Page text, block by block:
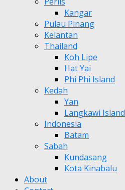
Kangar
Pulau Pinang
Kelantan
Thailand
Koh Lipe
Hat Yai
Phi Phi Island
Kedah
Yan
Langkawi Island
Indonesia
Batam
Sabah
Kundasang
Kota Kinabalu
About